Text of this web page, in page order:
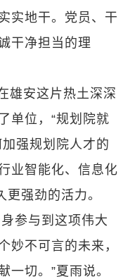
实地干。党员、干
干净担当的理
雄安这片热土深深
单位，“规划院就
强规划院人才的
业智能化、信息化
更强劲的活力。
参与到这项伟大
妙不可言的未来，
一切。”夏雨说。